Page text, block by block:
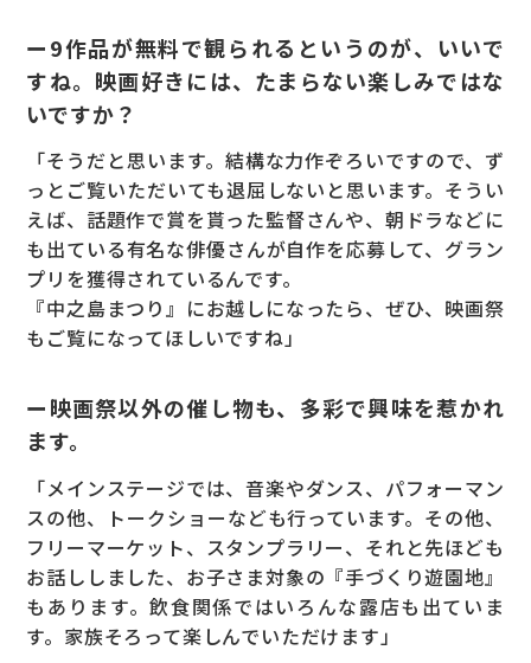
ー9作品が無料で観られるというのが、いいで
すね。映画好きには、たまらない楽しみではな
いですか？
「そうだと思います。結構な力作ぞろいですので、ず
っとご覧いただいても退屈しないと思います。そうい
えば、話題作で賞を貰った監督さんや、朝ドラなどに
も出ている有名な俳優さんが自作を応募して、グラン
プリを獲得されているんです。
『中之島まつり』にお越しになったら、ぜひ、映画祭
もご覧になってほしいですね」
ー映画祭以外の催し物も、多彩で興味を惹かれ
ます。
「メインステージでは、音楽やダンス、パフォーマン
スの他、トークショーなども行っています。その他、
フリーマーケット、スタンプラリー、それと先ほども
お話ししました、お子さま対象の『手づくり遊園地』
もあります。飲食関係ではいろんな露店も出ていま
す。家族そろって楽しんでいただけます」